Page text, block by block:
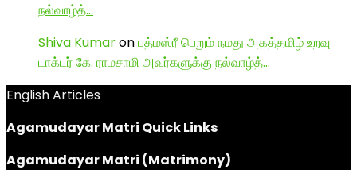
நல்வாழ்த்…
Shiva Kumaronபத்மஸ்ரீ பெறும் நமது அகத்தமிழ் உறவு
டாக்டர் கே. ராமசாமி அவர்களுக்கு நல்வாழ்த்…
English Articles
Agamudayar Matri Quick Links
Agamudayar Matri (Matrimony)